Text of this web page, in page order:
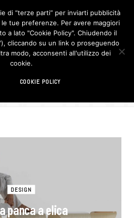
F
c
e
b
o
I
n
s
t
panca
DESIGN
panca a elica
di “terze parti” per inviarti pubblicità
tue preferenze. Per avere maggiori
a lato "Cookie Policy". Chiudendo il
cliccando su un link o proseguendo
modo, acconsenti all'utilizzo dei
cookie.
COOKIE POLICY